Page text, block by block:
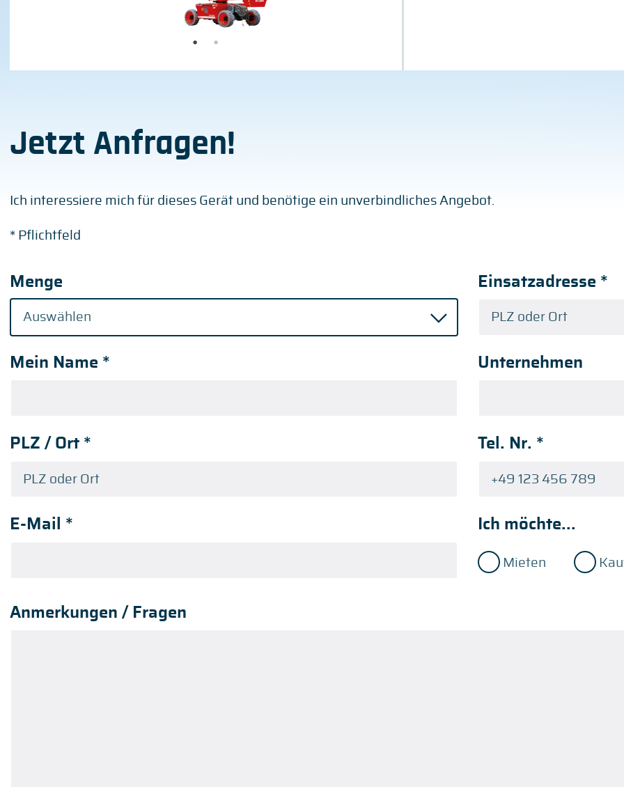
Jetzt Anfragen!
Ich interessiere mich für dieses Gerät und benötige ein unverbindliches Angebot.
* Pflichtfeld
Menge Einsatzadresse *
Mein Name * Unternehmen
PLZ / Ort * Tel. Nr. *
E-Mail * Ich möchte...
Mieten
Anmerkungen / Fragen